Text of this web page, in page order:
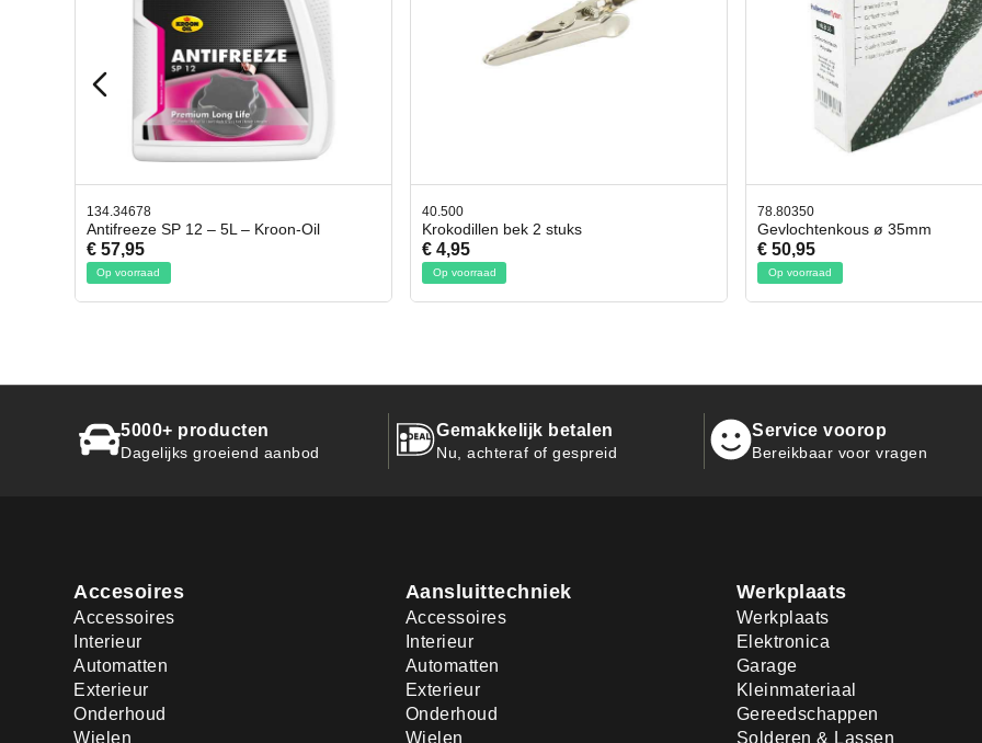
40.500
Krokodillen bek 2 stuks
€ 4,95
Op voorraad
78.80350
Gevlochtenkous ø 35mm
€ 50,95
Op voorraad
42.59551
Bit- en Doppenset 19 Delig
€ 19,95
Op voorraad
5000+ producten
Dagelijks groeiend aanbod
Gemakkelijk betalen
Nu, achteraf of gespreid
Service voorop
Bereikbaar voor vragen
Accesoires
Accessoires
Interieur
Automatten
Exterieur
Onderhoud
Wielen
Aansluittechniek
Accessoires
Interieur
Automatten
Exterieur
Onderhoud
Wielen
Werkplaats
Werkplaats
Elektronica
Garage
Kleinmateriaal
Gereedschappen
Solderen & Lassen